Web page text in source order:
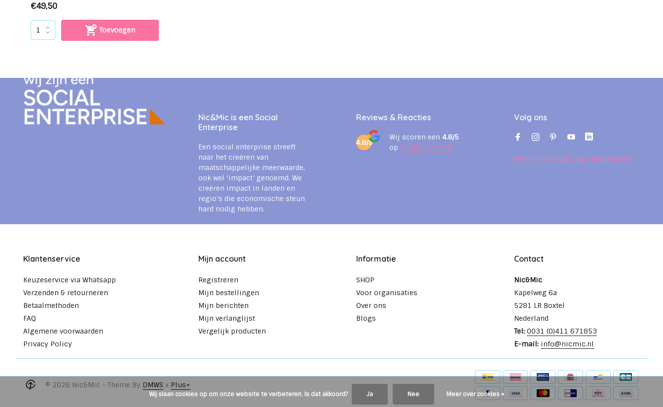
€49,50
Toevoegen
Nic&Mic is een Social
Enterprise
Een social enterprise streeft
naar het creëren van
maatschappelijke meerwaarde,
ook wel ‘impact’ genoemd. We
creëren impact in landen en
regio’s die economische steun
hard nodig hebben.
Reviews & Reacties
4.8/5
Wij scoren een 4.8/5
op Google Reviews
Volg ons
Meld je aan voor onze nieuwsbrief
Klantenservice
Keuzeservice via Whatsapp
Verzenden & retourneren
Betaalmethoden
FAQ
Algemene voorwaarden
Privacy Policy
Mijn account
Registreren
Mijn bestellingen
Mijn berichten
Mijn verlanglijst
Vergelijk producten
Informatie
SHOP
Voor organisaties
Over ons
Blogs
Contact
Nic&Mic
Kapelweg 6a
5281 LR Boxtel
Nederland
Tel: 0031 (0)411 671853
E-mail: info@nicmic.nl
© 2026 Nic&Mic - Theme By DMWS x Plus+
Wij slaan cookies op om onze website te verbeteren. Is dat akkoord? Ja Nee Meer over cookies »